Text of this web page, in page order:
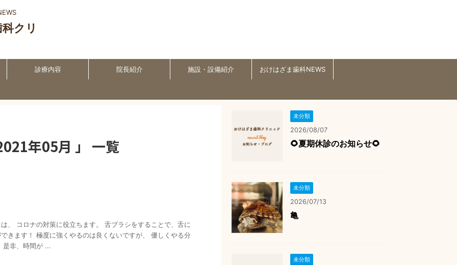
クリ
診療内容 院長紹介 施設・設備紹介 おけはざま歯科NEWS
年05月 」 一覧
、 コロナの対策に役立ちます。 舌ブラシをすることで、舌に
きます！ 極度に強くやるのは良くないですが、 優しくやる分
是非、時間が ...
未分類
2026/08/07
🌻夏期休診のお知らせ🌻
未分類
2026/07/13
亀
未分類